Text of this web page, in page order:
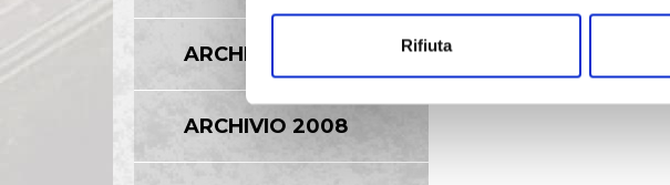
Rifiuta
ARCHIVIO 2009
ARCHIVIO 2008